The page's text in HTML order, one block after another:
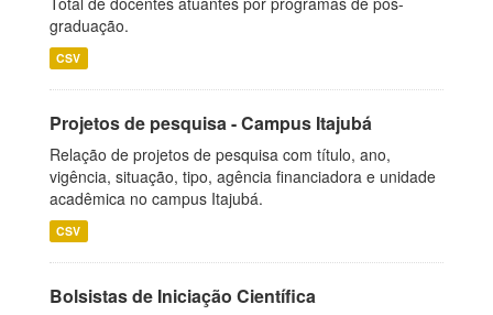
graduação.
CSV
Projetos de pesquisa - Campus Itajubá
Relação de projetos de pesquisa com título, ano,
vigência, situação, tipo, agência financiadora e unidade
acadêmica no campus Itajubá.
CSV
Bolsistas de Iniciação Científica